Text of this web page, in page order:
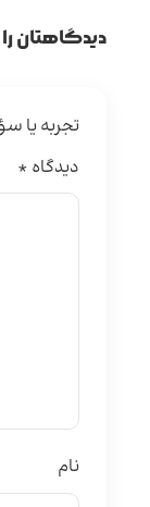
دیدگاهتان
تجربه یا
دیدگاه *
نام